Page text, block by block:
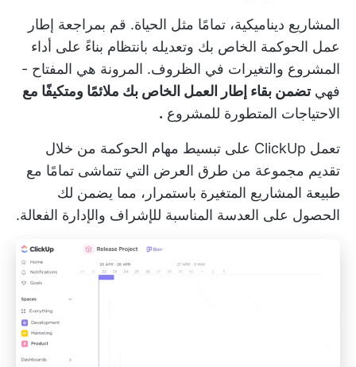
المشاريع ديناميكية، تمامًا مثل الحياة. قم بمراجعة إطار
عمل الحوكمة الخاص بك وتعديله بانتظام بناءً على أداء
المشروع والتغيرات في الظروف. المرونة هي المفتاح -
فهيتضمن بقاء إطار العمل الخاص بك ملائمًا ومتكيفًا مع
الاحتياجات المتطورة للمشروع .
تعمل ClickUp على تبسيط مهام الحوكمة من خلال
تقديم مجموعة من طرق العرض التي تتماشى تمامًا مع
طبيعة المشاريع المتغيرة باستمرار، مما يضمن لك
الحصول على العدسة المناسبة للإشراف والإدارة الفعالة.